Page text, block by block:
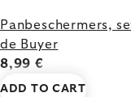
Panbeschermers,
de Buyer
8,99 €
ADD TO CART